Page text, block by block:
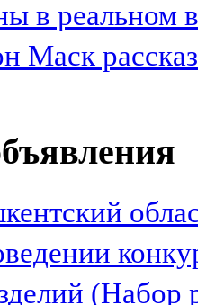
в реальном
Маск
(Набор